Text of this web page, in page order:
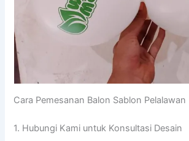
Cara Pemesanan Balon Sablon Pelalawan
1. Hubungi Kami untuk Konsultasi Desain